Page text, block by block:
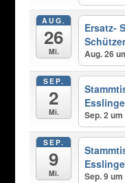
AUG.
26
Mi.
Ersatz-
Aug. 26
SEP.
2
Mi. Sep. 2
SEP.
9
Mi. Sep. 9